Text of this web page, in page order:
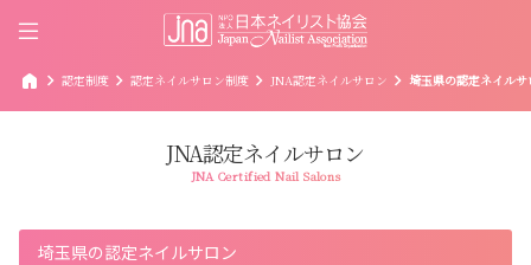
home chevron_right 認定制度 chevron_right 認定ネイルサロン制度 chevron_right JNA認定ネイルサロン chevron_right 埼玉県の認定ネイルサ
JNA認定ネイルサロン
JNA Certified Nail Salons
埼玉県の認定ネイルサロン